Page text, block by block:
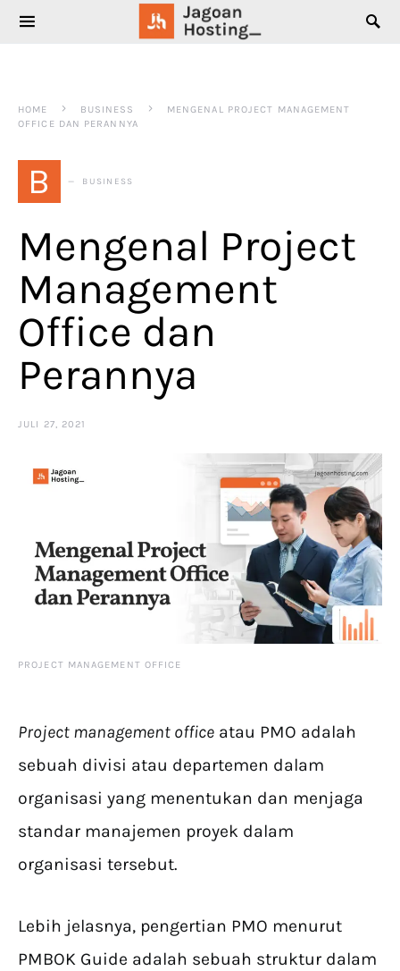
SEARCH FOR:
HOME BUSINESS
MENGENAL PROJECT MANAGEMENT
OFFICE DAN PERANNYA
B BUSINESS
Mengenal Project
Management
Office dan
Perannya
JULI 27, 2021
PROJECT MANAGEMENT OFFICE
Project management office atau PMO adalah
sebuah divisi atau departemen dalam
organisasi yang menentukan dan menjaga
standar manajemen proyek dalam
organisasi tersebut.
Lebih jelasnya, pengertian PMO menurut
PMBOK Guide adalah sebuah struktur dalam